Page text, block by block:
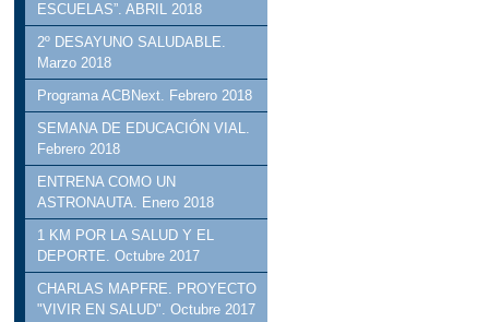
ESCUELAS”. ABRIL 2018
2º DESAYUNO SALUDABLE.
Marzo 2018
Programa ACBNext. Febrero 2018
SEMANA DE EDUCACIÓN VIAL.
Febrero 2018
ENTRENA COMO UN
ASTRONAUTA. Enero 2018
1 KM POR LA SALUD Y EL
DEPORTE. Octubre 2017
CHARLAS MAPFRE. PROYECTO
"VIVIR EN SALUD". Octubre 2017